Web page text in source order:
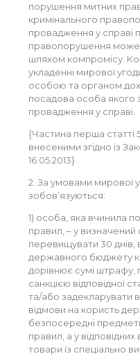
порушення митних
кримінального
провадження у справі
правопорушення може
шляхом компромісу.
укладенні мирової
особою та органом
посадова особа якого
провадження у справі.
{Частина перша статті
внесеними згідно із
16.05.2013}
2. За умовами мирової
зобов’язуються:
1) особа, яка вчинила
правил, – у
перевищувати 30 днів,
державного бюджету
дорівнює сумі
санкцією відповідної
та/або задекларувати
відмови на користь
безпосередні
правил, а у
товари із спеціально